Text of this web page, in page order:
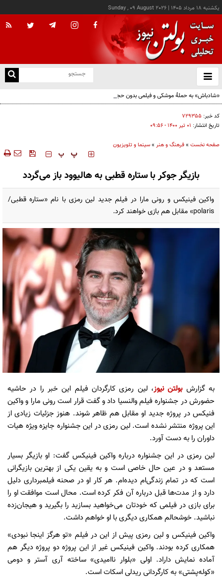
يکشنبه ۱۸ مرداد ۱۴۰۵ |
Sunday , 09 August 2026
باز
و
«شادباش» به حملۀ موشکی و فیلمی بدون حجاب؛ روایت تناقض‌های محسن قرایی
کد خبر: ۷۲۹۳۵۵
تاریخ انتشار: ۰۱ تير ۱۴۰۰ - ۰۹:۵۶
صفحه نخست »فرهنگ و هنر »سینما و تلویزیون
‍‍‍ پ پ
بازیگر جوکر با ستاره قطبی به هالیوود باز می‌گردد
واکین فینیکس و رونی مارا در فیلم جدید لین رمزی با نام «ستاره قطبی/
polaris» مقابل هم بازی خواهند کرد.
به گزارشبولتن نیوز، لین رمزی کارگردان فیلم این خبر را در حاشیه
حضورش در جشنواره فیلم والنسیا داد و گفت قرار است رونی مارا و واکین
فنیکس در پروژه جدید او مقابل هم ظاهر شوند. هنوز جزئیات زیادی از
این پروژه منتشر نشده است. لین رمزی در این جشنواره جایزه ویژه هیات
داوران را به دست آورد.
لین رمزی در این جشنواره درباره واکین فینیکس گفت: او بازیگر بسیار
مستعد و در عین حال خاصی است و به یقین یکی از بهترین بازیگرانی
است که در تمام زندگی‌ام دیده‌ام. هر کار او در صحنه فیلمبرداری دلیل
دارد و از مدت‌ها قبل درباره آن فکر کرده است. محال است موافقت او را
برای بازی در فیلمی که خودتان می‌خواهید بسازید را بگیرید و هیجان‌زده
نباشید. خوشحالم همکاری دیگری با او خواهم داشت.
واکین فینیکس و لین رمزی پیش از این در فیلم «تو هرگز اینجا نبودی»
همکاری کرده بودند. واکین فینیکس غیر از این پروژه دو پروژه دیگر هم
آماده نمایش داراد. اولی «بلوار ناامیدی» ساخته آری آستر و دومی
«کوله‌پشتی» به کارگردانی ریدلی اسکات است.